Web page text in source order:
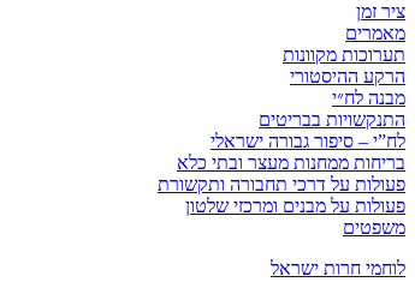
ציר זמן
מאמרים
תערוכות מקוונות
הרקע ההיסטורי
מבנה לח״י
התנקשויות בבריטים
לח”י – סיפור גבורה ישראלי
בריחות ממחנות מעצר ובתי כלא
פעולות על דרכי תחבורה ותקשורת
פעולות על מבנים ומרכזי שלטון
משפטים
לוחמי חרות ישראל